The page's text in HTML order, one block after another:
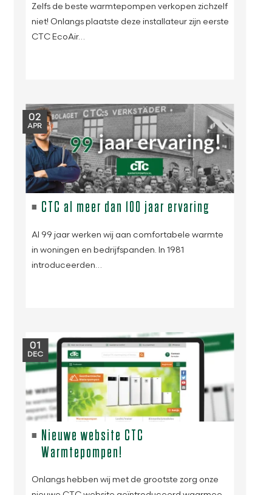
Zelfs de beste warmtepompen verkopen zichzelf
niet! Onlangs plaatste deze installateur zijn eerste
CTC EcoAir…
02
APR
CTC al meer dan 100 jaar ervaring
Al 99 jaar werken wij aan comfortabele warmte
in woningen en bedrijfspanden. In 1981
introduceerden…
01
DEC
Nieuwe website CTC
Warmtepompen!
Onlangs hebben wij met de grootste zorg onze